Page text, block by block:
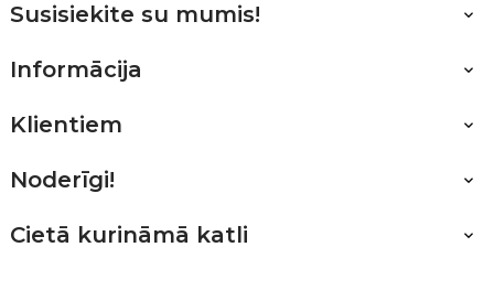
Susisiekite su mumis! 
Informācija 
Klientiem 
Noderīgi! 
Cietā kurināmā katli 